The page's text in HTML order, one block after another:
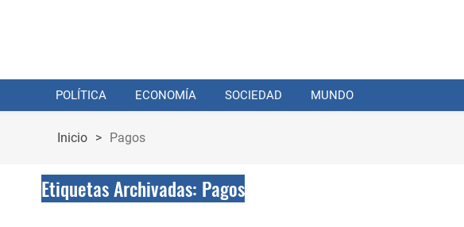
POLÍTICA ECONOMÍA SOCIEDAD MUNDO
Inicio > Pagos
Etiquetas Archivadas: Pagos